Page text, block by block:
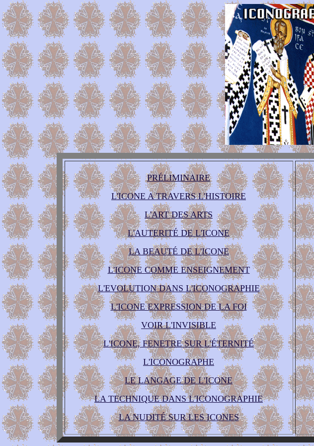
PRÉLIMINAIRE
L'ICONE A TRAVERS L'HISTOIRE
L'ART DES ARTS
L'AUTERITÉ DE L'ICONE
LA BEAUTÉ DE L'ICONE
L'ICONE COMME ENSEIGNEMENT
L'EVOLUTION DANS L'ICONOGRAPHIE
L'ICONE EXPRESSION DE LA FOI
VOIR L'INVISIBLE
L'ICONE, FENETRE SUR L'ÉTERNITÉ
L'ICONOGRAPHE
LE LANGAGE DE L'ICONE
LA TECHNIQUE DANS L'ICONOGRAPHIE
LA NUDITÉ SUR LES ICONES